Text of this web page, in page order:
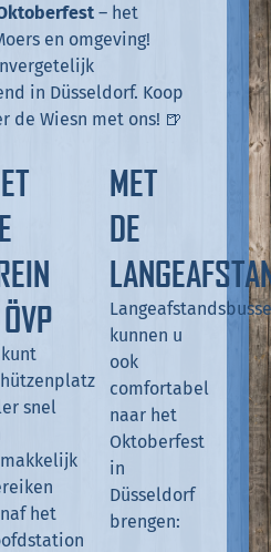
– het
en omgeving!
in Düsseldorf. Koop
de Wiesn met ons! 🍺
kunt
snel
het
MET
DE
kunnen u
ook
comfortabel
naar het
Oktoberfest
in
Düsseldorf
brengen: